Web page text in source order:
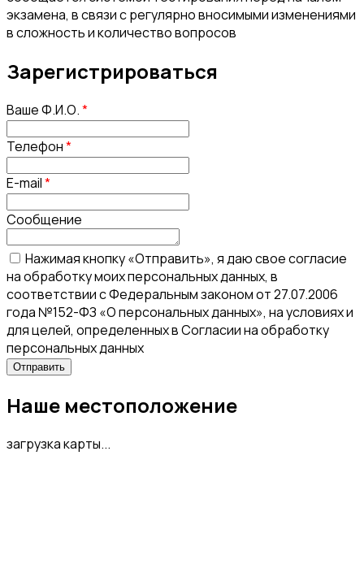
экзамена, в связи с регулярно вносимыми изменениями
в сложность и количество вопросов
Зарегистрироваться
Ваше Ф.И.О.*
Телефон*
E-mail*
Сообщение
Нажимая кнопку «Отправить», я даю свое согласие
на обработку моих персональных данных, в
соответствии с Федеральным законом от 27.07.2006
года №152-ФЗ «О персональных данных», на условиях и
для целей, определенных в Согласии на обработку
персональных данных
Наше местоположение
загрузка карты...